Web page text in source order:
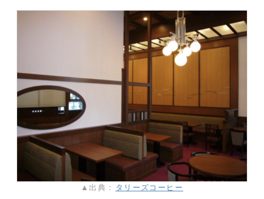
▲出典： タリーズコーヒー